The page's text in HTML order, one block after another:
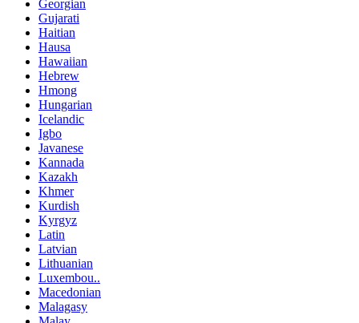
Georgian
Gujarati
Haitian
Hausa
Hawaiian
Hebrew
Hmong
Hungarian
Icelandic
Igbo
Javanese
Kannada
Kazakh
Khmer
Kurdish
Kyrgyz
Latin
Latvian
Lithuanian
Luxembou..
Macedonian
Malagasy